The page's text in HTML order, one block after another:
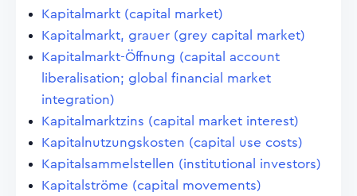
Kapitalmarkt (capital market)
Kapitalmarkt, grauer (grey capital market)
Kapitalmarkt-Öffnung (capital account
liberalisation; global financial market
integration)
Kapitalmarktzins (capital market interest)
Kapitalnutzungskosten (capital use costs)
Kapitalsammelstellen (institutional investors)
Kapitalströme (capital movements)